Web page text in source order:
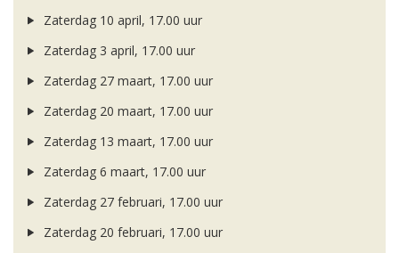
Zaterdag 10 april, 17.00 uur
Zaterdag 3 april, 17.00 uur
Zaterdag 27 maart, 17.00 uur
Zaterdag 20 maart, 17.00 uur
Zaterdag 13 maart, 17.00 uur
Zaterdag 6 maart, 17.00 uur
Zaterdag 27 februari, 17.00 uur
Zaterdag 20 februari, 17.00 uur